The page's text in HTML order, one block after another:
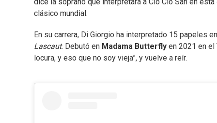
clásico mundial.
En su carrera, Di Giorgio ha interpretado 15 papeles
Lascaut. Debutó en Madama Butterfly en 2021 en el
locura, y eso que no soy vieja”, y vuelve a reír.